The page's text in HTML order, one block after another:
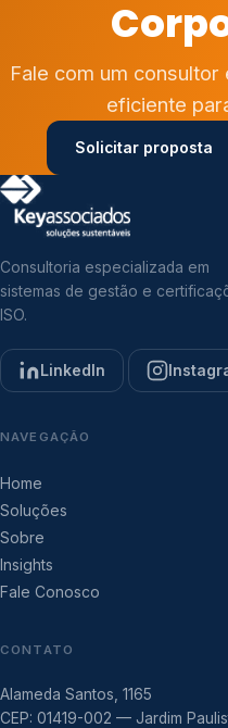
Fale com um
eficiente
Solicitar proposta
Consultoria especializada em
sistemas de gestão e
ISO.
LinkedIn
NAVEGAÇÃO
Home
Soluções
Sobre
Insights
Fale Conosco
CONTATO
Alameda Santos, 1165
CEP: 01419-002 — Jardim